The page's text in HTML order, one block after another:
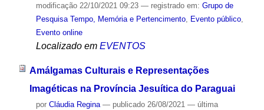
modificação22/10/2021 09:23 — registrado em: Grupo de
Pesquisa Tempo, Memória e Pertencimento, Evento público,
Evento online
Localizado em EVENTOS
Amálgamas Culturais e Representações
Imagéticas na Província Jesuítica do Paraguai
por Cláudia Regina — publicado26/08/2021 — última